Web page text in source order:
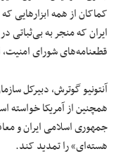
کماکان از همه ابزارهایی
ایران که منجر به بی‌ثباتی
قطعنامه‌های شورای
آنتونیو گوترش، دبیرکل
همچنین از آمریکا خواسته
جمهوری اسلامی ایران و
هسته‌ای» را تمدید کند.